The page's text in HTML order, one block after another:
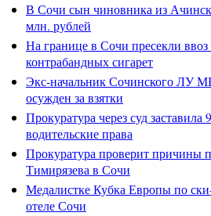
В Сочи сын чиновника из
млн. рублей
На границе в Сочи пресекли ввоз
контрабандных сигарет
Экс-начальник Сочинского ЛУ
осужден за взятки
Прокуратура через суд заставила
водительские права
Прокуратура проверит причины
Тимирязева в Сочи
Медалистке Кубка Европы по
отеле Сочи